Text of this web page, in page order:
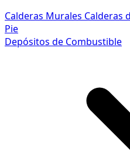
Calderas Murales Calderas
Pie
Depósitos de Combustible